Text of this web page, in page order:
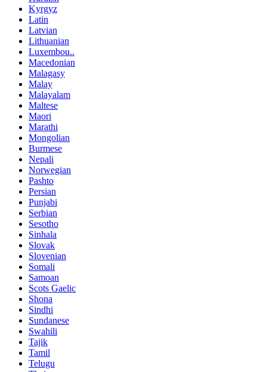
Kyrgyz
Latin
Latvian
Lithuanian
Luxembou..
Macedonian
Malagasy
Malay
Malayalam
Maltese
Maori
Marathi
Mongolian
Burmese
Nepali
Norwegian
Pashto
Persian
Punjabi
Serbian
Sesotho
Sinhala
Slovak
Slovenian
Somali
Samoan
Scots Gaelic
Shona
Sindhi
Sundanese
Swahili
Tajik
Tamil
Telugu